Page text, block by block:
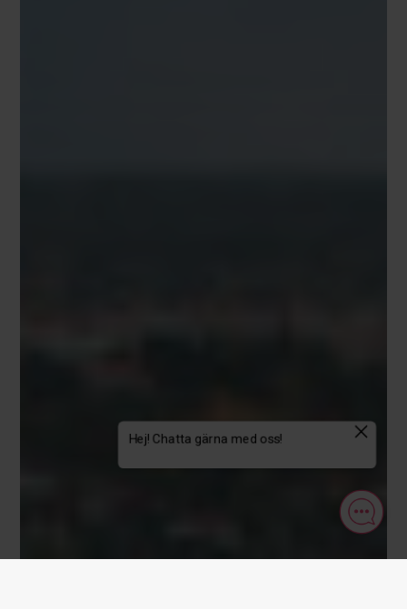
Powered by Translate Visa orginalspråket